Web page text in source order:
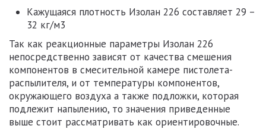
Кажущаяся плотность Изолан 226 составляет 29 –
32 кг/м3
Так как реакционные параметры Изолан 226
непосредственно зависят от качества смешения
компонентов в смесительной камере пистолета-
распылителя, и от температуры компонентов,
окружающего воздуха а также подложки, которая
подлежит напылению, то значения приведенные
выше стоит рассматривать как ориентировочные.